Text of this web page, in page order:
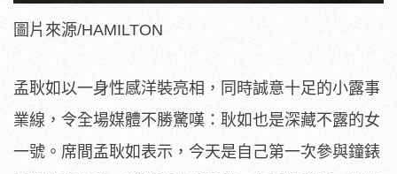
圖片來源/HAMILTON
孟耿如以一身性感洋裝亮相，同時誠意十足的小露事
業線，令全場媒體不勝驚嘆：耿如也是深藏不露的女
一號。席間孟耿如表示，今天是自己第一次參與鐘錶